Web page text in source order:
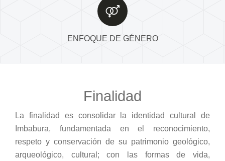
ENFOQUE DE GÉNERO
Finalidad
La finalidad es consolidar la identidad cultural de
Imbabura, fundamentada en el reconocimiento,
respeto y conservación de su patrimonio geológico,
arqueológico, cultural; con las formas de vida,